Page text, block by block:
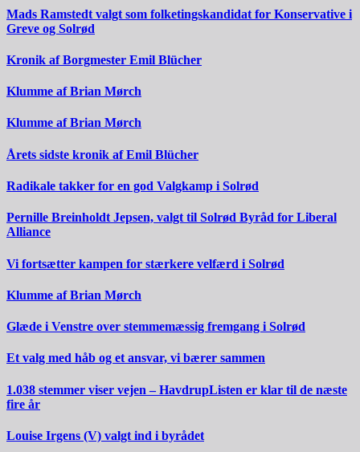
Mads Ramstedt valgt som folketingskandidat for Konservative i
Greve og Solrød
Kronik af Borgmester Emil Blücher
Klumme af Brian Mørch
Klumme af Brian Mørch
Årets sidste kronik af Emil Blücher
Radikale takker for en god Valgkamp i Solrød
Pernille Breinholdt Jepsen, valgt til Solrød Byråd for Liberal
Alliance
Vi fortsætter kampen for stærkere velfærd i Solrød
Klumme af Brian Mørch
Glæde i Venstre over stemmemæssig fremgang i Solrød
Et valg med håb og et ansvar, vi bærer sammen
1.038 stemmer viser vejen – HavdrupListen er klar til de næste
fire år
Louise Irgens (V) valgt ind i byrådet